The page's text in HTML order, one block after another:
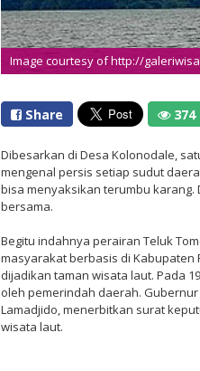
Image courtesy of http://
Share 374
Dibesarkan di Desa Kolonodale,
mengenal persis setiap sudut
bisa menyaksikan terumbu
bersama.
Begitu indahnya perairan Teluk
masyarakat berbasis di Kabupaten
dijadikan taman wisata laut. Pada
oleh pemerindah daerah.
Lamadjido, menerbitkan surat
wisata laut.